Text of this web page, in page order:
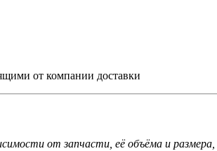
от компании доставки
от запчасти, её объёма и